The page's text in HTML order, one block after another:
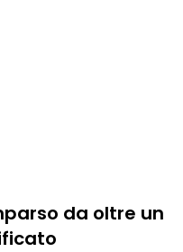
da oltre un